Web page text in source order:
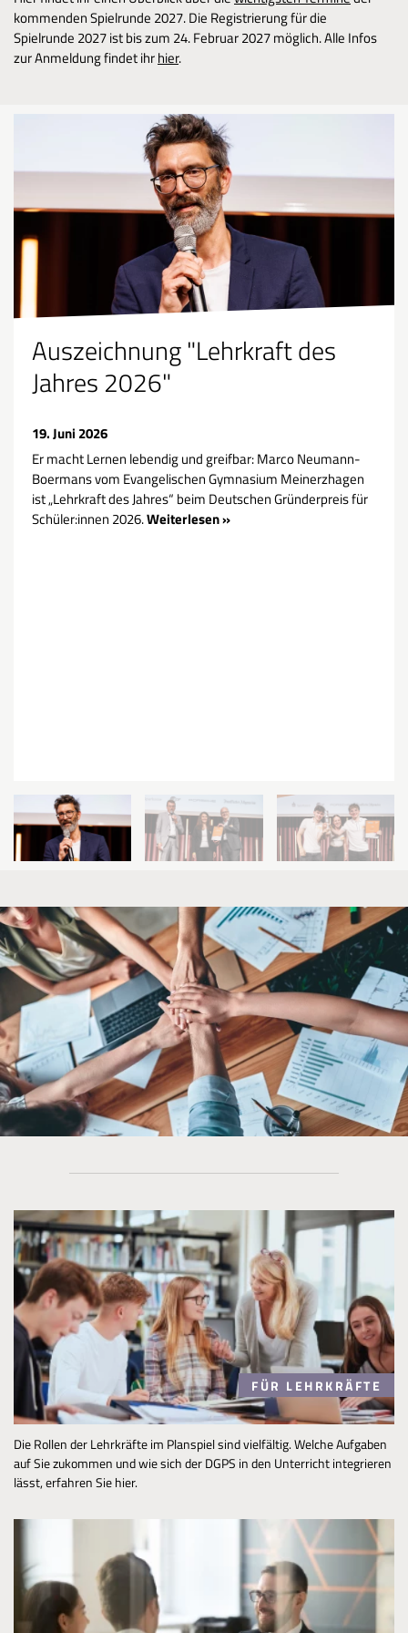
kommenden Spielrunde 2027. Die Registrierung für die
Spielrunde 2027 ist bis zum 24. Februar 2027 möglich.Alle Infos
zur Anmeldung findet ihrhier.
Auszeichnung "Lehrkraft des
Jahres 2026"
19. Juni 2026
Er macht Lernen lebendig und greifbar: Marco Neumann-
Boermans vom Evangelischen Gymnasium Meinerzhagen
ist „Lehrkraft des Jahres“ beim Deutschen Gründerpreis für
Schüler:innen 2026.Weiterlesen »
FÜR LEHRKRÄFTE
Die Rollen der Lehrkräfte im Planspiel sind vielfältig. Welche Aufgaben
auf Sie zukommen und wie sich der DGPS in den Unterricht integrieren
lässt, erfahren Sie hier.